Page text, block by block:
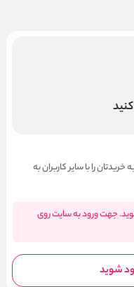
را با سایر کاربران به
جهت ورود به سایت روی
شوید